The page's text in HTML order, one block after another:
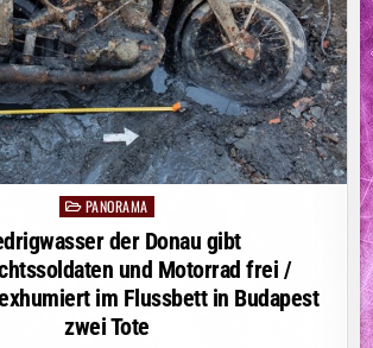
PostedPANORAMA
der Donau gibt
und Motorrad frei /
im Flussbett in Budapest
zwei Tote